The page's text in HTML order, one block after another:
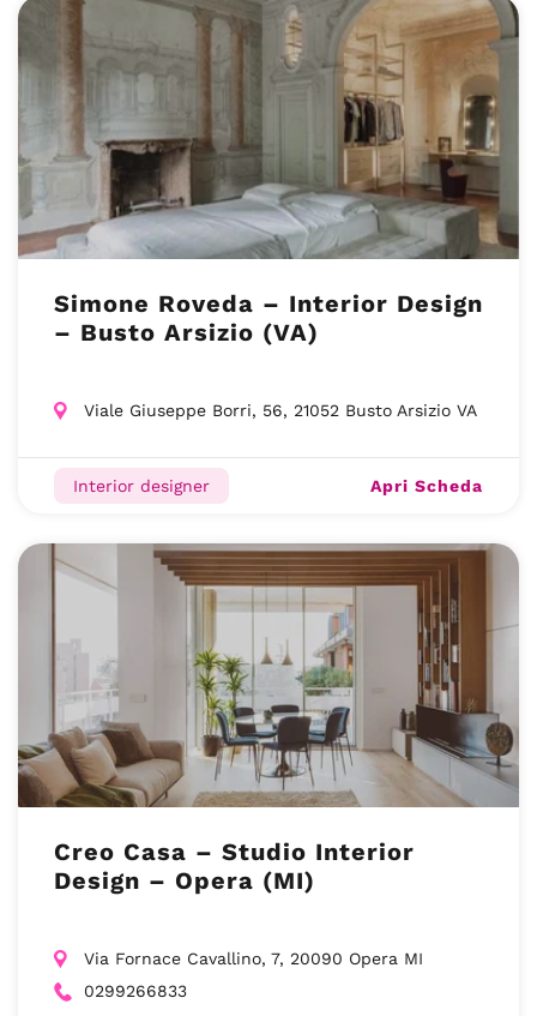
Simone Roveda – Interior Design
– Busto Arsizio (VA)
Viale Giuseppe Borri, 56, 21052 Busto Arsizio VA
Interior designer Apri Scheda
Creo Casa – Studio Interior
Design – Opera (MI)
Via Fornace Cavallino, 7, 20090 Opera MI
0299266833